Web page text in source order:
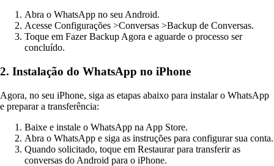
Abra o WhatsApp no seu Android.
Acesse Configurações >Conversas >Backup de Conversas.
Toque em Fazer Backup Agora e aguarde o processo ser
concluído.
2. Instalação do WhatsApp no iPhone
Agora, no seu iPhone, siga as etapas abaixo para instalar o WhatsApp
e preparar a transferência:
Baixe e instale o WhatsApp na App Store.
Abra o WhatsApp e siga as instruções para configurar sua conta.
Quando solicitado, toque em Restaurar para transferir as
conversas do Android para o iPhone.